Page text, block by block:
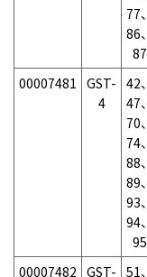
77、
86、
87
00007481 GST-
4
42、
47、
70、
74、
88、
89、
93、
94、
95
00007482 GST- 51、